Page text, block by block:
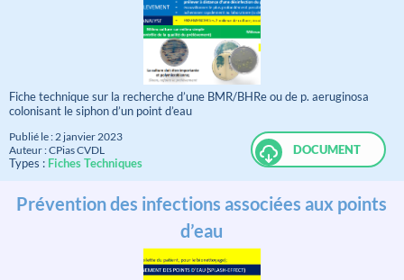
Fiche technique sur la recherche d’une BMR/BHRe ou de p. aeruginosa
colonisant le siphon d’un point d’eau
Publié le : 2 janvier 2023
Auteur : CPias CVDL
Types : Fiches Techniques
DOCUMENT
Prévention des infections associées aux points
d’eau